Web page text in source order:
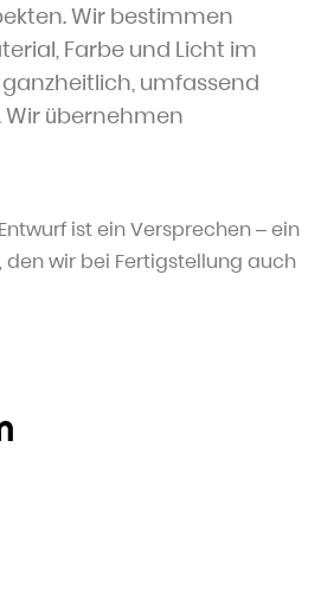
Wir bestimmen
Farbe und Licht im
umfassend
übernehmen
ist ein Versprechen – ein
den wir bei Fertigstellung auch